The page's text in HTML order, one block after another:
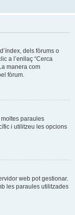
dels fòrums o
a l’enllaç “Cerca
manera com
fòrum.
paraules
i utilitzeu les opcions
web pot gestionar.
les paraules utilitzades